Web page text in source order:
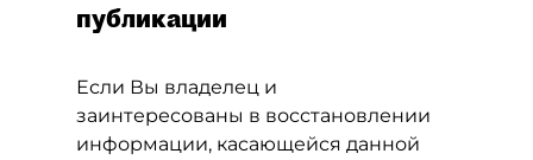
публикации
Если Вы владелец и
заинтересованы в восстановлении
информации, касающейся данной